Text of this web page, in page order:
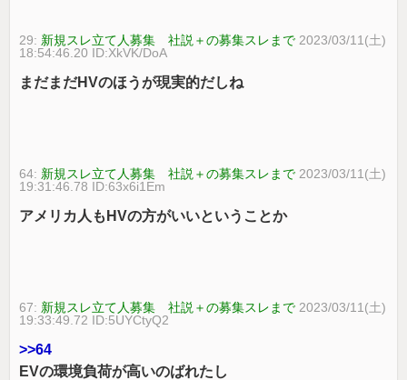
29: 新規スレ立て人募集 社説＋の募集スレまで 2023/03/11(土)
18:54:46.20 ID:XkVK/DoA
まだまだHVのほうが現実的だしね
64: 新規スレ立て人募集 社説＋の募集スレまで 2023/03/11(土)
19:31:46.78 ID:63x6i1Em
アメリカ人もHVの方がいいということか
67: 新規スレ立て人募集 社説＋の募集スレまで 2023/03/11(土)
19:33:49.72 ID:5UYCtyQ2
>>64
EVの環境負荷が高いのばれたし